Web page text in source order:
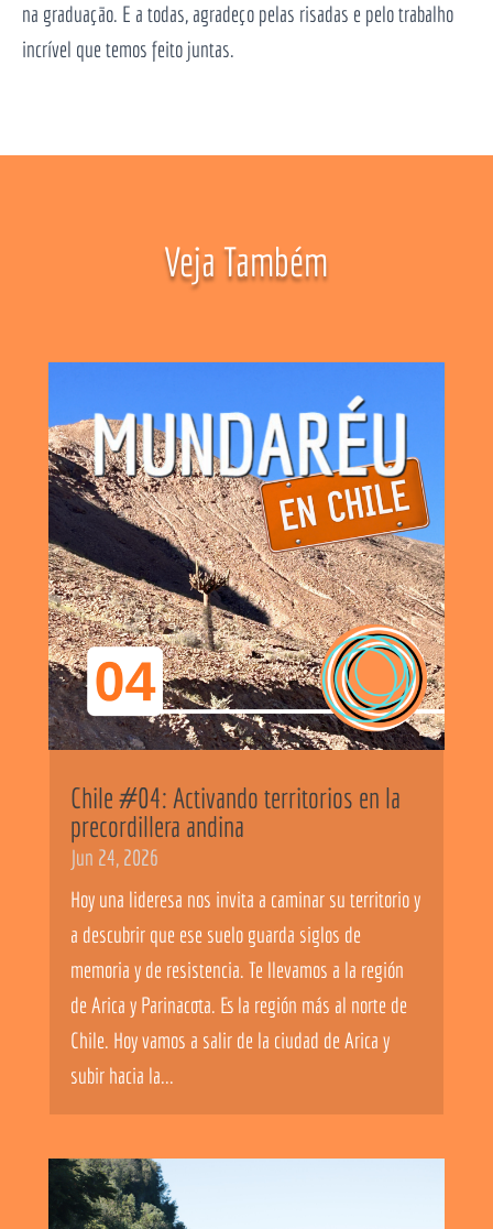
na graduação. E a todas, agradeço pelas risadas e pelo trabalho
incrível que temos feito juntas.
Veja Também
Chile #04: Activando territorios en la
precordillera andina
Jun 24, 2026
Hoy una lideresa nos invita a caminar su territorio y
a descubrir que ese suelo guarda siglos de
memoria y de resistencia. Te llevamos a la región
de Arica y Parinacota. Es la región más al norte de
Chile. Hoy vamos a salir de la ciudad de Arica y
subir hacia la...